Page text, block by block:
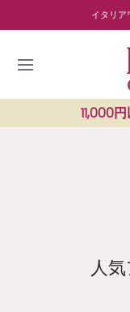
Skip to Main Content ワ
イタリア
11,000
人